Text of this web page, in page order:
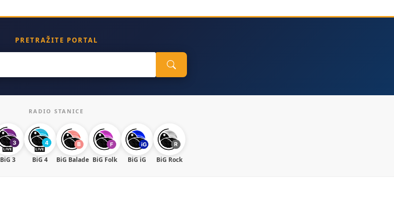
PRETRAŽITE PORTAL
RADIO STANICE
BiG 3 BiG 4 BiG Balade BiG Folk BiG iG BiG Rock